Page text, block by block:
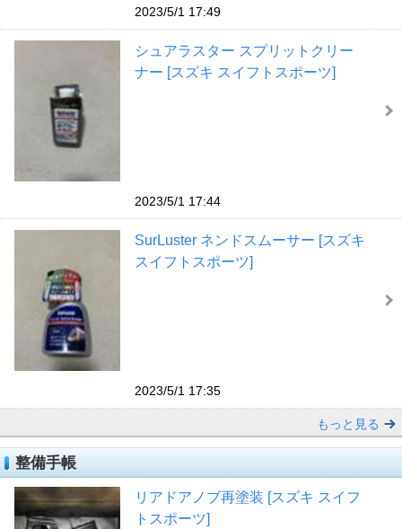
2023/5/1 17:49
シュアラスター スプリットクリー
ナー [スズキ スイフトスポーツ]
2023/5/1 17:44
SurLuster ネンドスムーサー [スズキ
スイフトスポーツ]
2023/5/1 17:35
もっと見る
整備手帳
リアドアノブ再塗装 [スズキ スイフ
トスポーツ]